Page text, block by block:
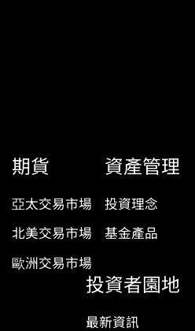
期貨
亞太交易市場
北美交易市場
歐洲交易市場
資產管理
投資理念
基金產品
投資者園地
最新資訊